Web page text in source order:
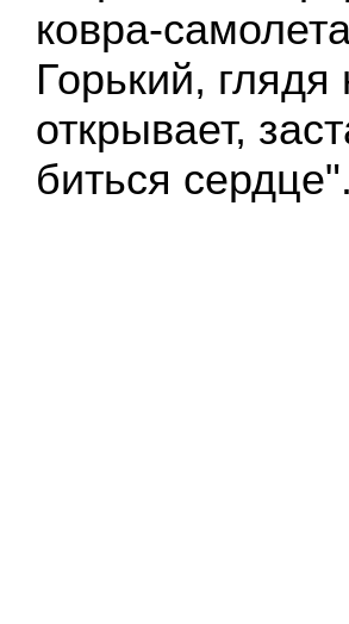
ковра-
Горький,
открывает,
биться сердце".